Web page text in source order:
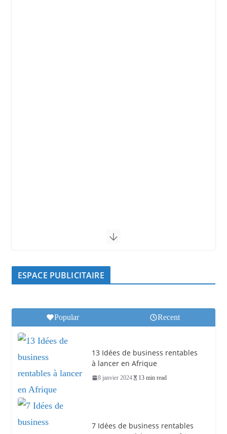
ESPACE PUBLICITAIRE
Popular Recent
13 Idées de business rentables
à lancer en Afrique
8 janvier 2024 13 min read
7 Idées de business rentables